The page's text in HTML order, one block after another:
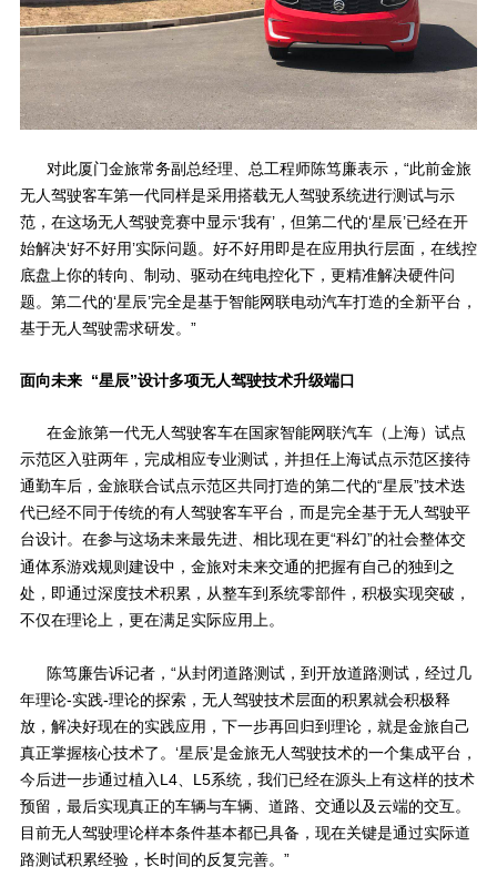
对此厦门金旅常务副总经理、总工程师陈笃廉表示，“此前金旅
无人驾驶客车第一代同样是采用搭载无人驾驶系统进行测试与示
范，在这场无人驾驶竞赛中显示‘我有’，但第二代的‘星辰’已经在开
始解决‘好不好用’实际问题。好不好用即是在应用执行层面，在线控
底盘上你的转向、制动、驱动在纯电控化下，更精准解决硬件问
题。第二代的‘星辰’完全是基于智能网联电动汽车打造的全新平台，
基于无人驾驶需求研发。”
面向未来 “星辰”设计多项无人驾驶技术升级端口
在金旅第一代无人驾驶客车在国家智能网联汽车（上海）试点
示范区入驻两年，完成相应专业测试，并担任上海试点示范区接待
通勤车后，金旅联合试点示范区共同打造的第二代的“星辰”技术迭
代已经不同于传统的有人驾驶客车平台，而是完全基于无人驾驶平
台设计。在参与这场未来最先进、 相比现在更“科幻”的社会整体交
通体系游戏规则建设中，金旅对未来交通的把握有自己的独到之
处，即通过深度技术积累，从整车到系统零部件，积极实现突破，
不仅在理论上，更在满足实际应用上。
陈笃廉告诉记者，“从封闭道路测试，到开放道路测试，经过几
年理论-实践-理论的探索，无人驾驶技术层面的积累就会积极释
放，解决好现在的实践应用，下一步再回归到理论，就是金旅自己
真正掌握核心技术了。‘星辰’是金旅无人驾驶技术的一个集成平台，
今后进一步通过植入 L4、 L5系统，我们已经在源头上有这样的技术
预留，最后实现真正的车辆与车辆、道路、交通以及云端的交互。
目前无人驾驶理论样本条件基本都已具备，现在关键是通过实际道
路测试积累经验，长时间的反复完善。”